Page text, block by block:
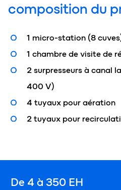
composition du
1 micro-station (8
1 chambre de visite de
2 surpresseurs à canal
400 V)
4 tuyaux pour aération
2 tuyaux pour
De 4 à 350 EH